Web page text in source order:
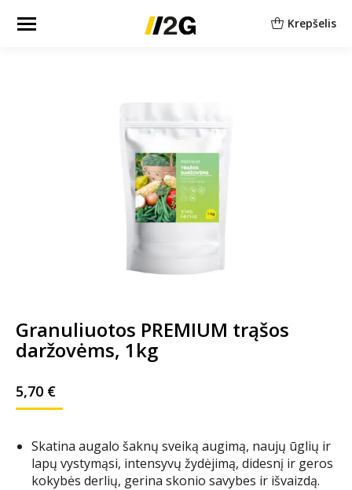
Krepšelis
Granuliuotos PREMIUM trąšos
daržovėms, 1kg
5,70 €
Skatina augalo šaknų sveiką augimą, naujų ūglių ir
lapų vystymąsi, intensyvų žydėjimą, didesnį ir geros
kokybės derlių, gerina skonio savybes ir išvaizdą.